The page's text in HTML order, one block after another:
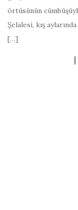
örtüsünün
Şelalesi, kış
[…]